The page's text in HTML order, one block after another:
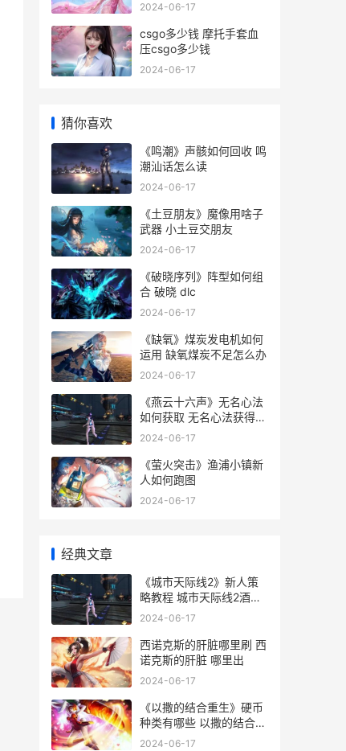
2024-06-17
csgo多少钱 摩托手套血
压csgo多少钱
2024-06-17
猜你喜欢
《鸣潮》声骸如何回收 鸣
潮汕话怎么读
2024-06-17
《土豆朋友》魔像用啥子
武器 小土豆交朋友
2024-06-17
《破晓序列》阵型如何组
合 破晓 dlc
2024-06-17
《缺氧》煤炭发电机如何
运用 缺氧煤炭不足怎么办
2024-06-17
《燕云十六声》无名心法
如何获取 无名心法获得策
略步骤 燕云十六声什么时
2024-06-17
《萤火突击》渔浦小镇新
人如何跑图
2024-06-17
经典文章
《城市天际线2》新人策
略教程 城市天际线2酒店
怎么建造
2024-06-17
西诺克斯的肝脏哪里刷 西
诺克斯的肝脏 哪里出
2024-06-17
《以撒的结合重生》硬币
种类有哪些 以撒的结合重
生和胎衣
2024-06-17